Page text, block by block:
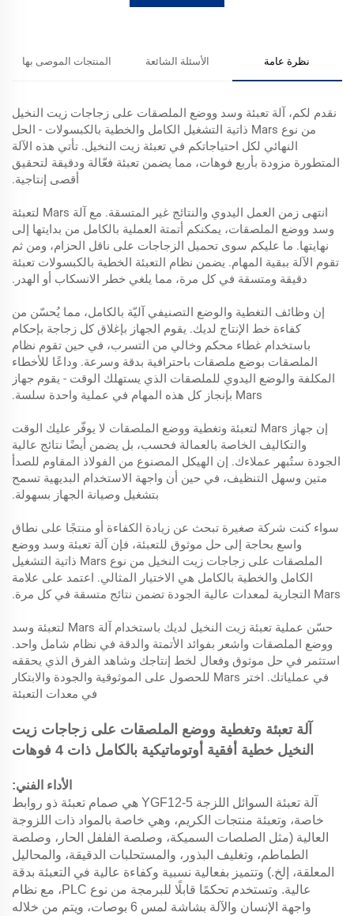
نظرة عامة الأسئلة الشائعة المنتجات الموصى بها
نقدم لكم، آلة تعبئة وسد ووضع الملصقات على زجاجات زيت النخيل
من نوع Mars ذاتية التشغيل الكامل والخطية بالكبسولات - الحل
النهائي لكل احتياجاتكم في تعبئة زيت النخيل. تأتي هذه الآلة
المتطورة مزودة بأربع فوهات، مما يضمن تعبئة فعّالة ودقيقة لتحقيق
أقصى إنتاجية.
انتهى زمن العمل اليدوي والنتائج غير المتسقة. مع آلة Mars لتعبئة
وسد ووضع الملصقات، يمكنكم أتمتة العملية بالكامل من بدايتها إلى
نهايتها. ما عليكم سوى تحميل الزجاجات على ناقل الحزام، ومن ثم
تقوم الآلة ببقية المهام. يضمن نظام التعبئة الخطية بالكبسولات تعبئة
دقيقة ومتسقة في كل مرة، مما يلغي خطر الانسكاب أو الهدر.
إن وظائف التغطية والوضع التصنيفي آليّة بالكامل، مما يُحسّن من
كفاءة خط الإنتاج لديك. يقوم الجهاز بإغلاق كل زجاجة بإحكام
باستخدام غطاء محكم وخالي من التسرب، في حين تقوم نظام
الملصقات بوضع ملصقات باحترافية بدقة وسرعة. وداعًا للأخطاء
المكلفة والوضع اليدوي للملصقات الذي يستهلك الوقت - يقوم جهاز
Mars بإنجاز كل هذه المهام في عملية واحدة سلسة.
إن جهاز Mars لتعبئة وتغطية ووضع الملصقات لا يوفّر عليك الوقت
والتكاليف الخاصة بالعمالة فحسب، بل يضمن أيضًا نتائج عالية
الجودة ستُبهر عملاءك. إن الهيكل المصنوع من الفولاذ المقاوم للصدأ
متين وسهل التنظيف، في حين أن واجهة الاستخدام البديهية تسمح
بتشغيل وصيانة الجهاز بسهولة.
سواء كنت شركة صغيرة تبحث عن زيادة الكفاءة أو منتجًا على نطاق
واسع بحاجة إلى حل موثوق للتعبئة، فإن آلة تعبئة وسد ووضع
الملصقات على زجاجات زيت النخيل من نوع Mars ذاتية التشغيل
الكامل والخطية بالكامل هي الاختيار المثالي. اعتمد على علامة
Mars التجارية لمعدات عالية الجودة تضمن نتائج متسقة في كل مرة.
حسّن عملية تعبئة زيت النخيل لديك باستخدام آلة Mars لتعبئة وسد
ووضع الملصقات واشعر بفوائد الأتمتة والدقة في نظام شامل واحد.
استثمر في حل موثوق وفعال لخط إنتاجك وشاهد الفرق الذي يحققه
في عملياتك. اختر Mars للحصول على الموثوقية والجودة والابتكار
في معدات التعبئة
آلة تعبئة وتغطية ووضع الملصقات على زجاجات زيت
النخيل خطية أفقية أوتوماتيكية بالكامل ذات 4 فوهات
الأداء الفني:
آلة تعبئة السوائل اللزجة YGF12-5 هي صمام تعبئة ذو روابط
خاصة، وتعبئة منتجات الكريم، وهي خاصة بالمواد ذات اللزوجة
العالية (مثل الصلصات السميكة، وصلصة الفلفل الحار، وصلصة
الطماطم، وتغليف البذور، والمستحلبات الدقيقة، والمحاليل
المعلقة، إلخ.) وتتميز بفعالية نسبية وكفاءة عالية في التعبئة بدقة
عالية. وتستخدم تحكمًا قابلًا للبرمجة من نوع PLC، مع نظام
واجهة الإنسان والآلة بشاشة لمس 6 بوصات، ويتم من خلاله